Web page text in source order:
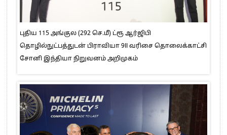
புதிய 115 அங்குல (292 செ.மீ) ட்ரூ ஆர்ஜிபி
தொழில்நுட்பத்துடன் பிராவியா 9II வரிசை தொலைக்காட்சி
சோனி இந்தியா நிறுவனம் அறிமுகம்